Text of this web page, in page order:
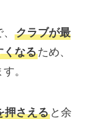
クラブが最
くなるため、
。
押さえると余